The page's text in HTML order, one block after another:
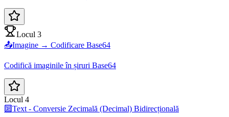
Locul 3
📤Imagine → Codificare Base64
Codifică imaginile în șiruri Base64
Locul 4
🔟Text - Conversie Zecimală (Decimal) Bidirecțională